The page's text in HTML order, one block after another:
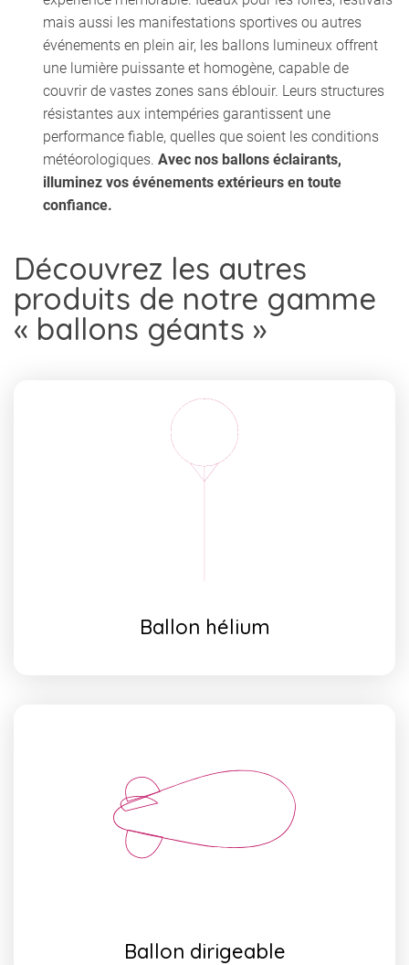
mais aussi les manifestations sportives ou autres
événements en plein air, les ballons lumineux offrent
une lumière puissante et homogène, capable de
couvrir de vastes zones sans éblouir. Leurs structures
résistantes aux intempéries garantissent une
performance fiable, quelles que soient les conditions
météorologiques. Avec nos ballons éclairants,
illuminez vos événements extérieurs en toute
confiance.
Découvrez les autres
produits de notre gamme
« ballons géants »​
Ballon hélium
Ballon dirigeable